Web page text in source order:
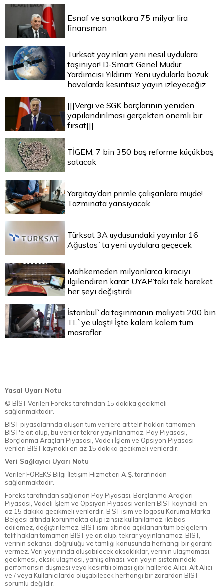
Esnaf ve sanatkara 75 milyar lira
finansman
Türksat yayınları yeni nesil uydulara
taşınıyor! D-Smart Genel Müdür
Yardımcısı Yıldırım: Yeni uydularla bozuk
havalarda kesintisiz yayın izleyeceğiz
|||Vergi ve SGK borçlarının yeniden
yapılandırılması gerçekten önemli bir
fırsat|||
TİGEM, 7 bin 350 baş reforme küçükbaş
satacak
Yargıtay’dan primle çalışanlara müjde!
Tazminata yansıyacak
Türksat 3A uydusundaki yayınlar 16
Ağustos`ta yeni uydulara geçecek
Mahkemeden milyonlarca kiracıyı
ilgilendiren karar: UYAP’taki tek hareket
her şeyi değiştirdi
İstanbul`da taşınmanın maliyeti 200 bin
TL`ye ulaştı! İşte kalem kalem tüm
masraflar
Yasal Uyarı Notu
© BİST Verileri Foreks tarafından 15 dakika gecikmeli
sağlanmaktadır.
BIST piyasalarında oluşan tüm verilere ait telif hakları tamamen
BIST'e ait olup, bu veriler tekrar yayınlanamaz. Pay Piyasası,
Borçlanma Araçları Piyasası, Vadeli İşlem ve Opsiyon Piyasası
verileri BIST kaynaklı en az 15 dakika gecikmeli verilerdir.
Veri Sağlayıcı Uyarı Notu
Veriler FOREKS Bilgi İletişim Hizmetleri A.Ş. tarafından
sağlanmaktadır.
Foreks tarafından sağlanan Pay Piyasası, Borçlanma Araçları
Piyasası, Vadeli İşlem ve Opsiyon Piyasası verileri BIST kaynaklı en
az 15 dakika gecikmeli verilerdir. BIST isim ve logosu Koruma Marka
Belgesi altında korunmakta olup izinsiz kullanılamaz, iktibas
edilemez, değiştirilemez. BIST ismi altında açıklanan tüm belgelerin
telif hakları tamamen BIST'ye ait olup, tekrar yayınlanamaz. BIST,
verinin sekansı, doğruluğu ve tamlığı konusunda herhangi bir garanti
vermez. Veri yayınında oluşabilecek aksaklıklar, verinin ulaşmaması,
gecikmesi, eksik ulaşması, yanlış olması, veri yayın sistemindeki
perfomansın düşmesi veya kesintili olması gibi hallerde Alıcı, Alt Alıcı
ve / veya Kullanıcılarda oluşabilecek herhangi bir zarardan BIST
sorumlu değildir.